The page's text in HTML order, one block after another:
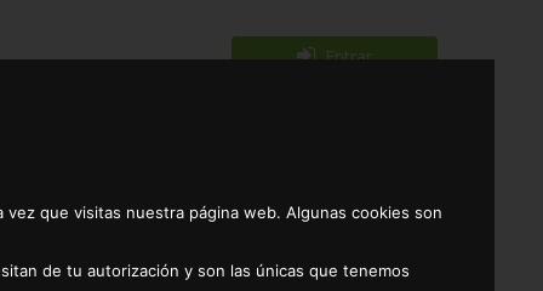
que visitas nuestra página web. Algunas cookies son
de tu autorización y son las únicas que tenemos
Entrar
0